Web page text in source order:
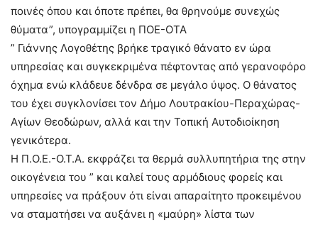
ποινές όπου και όποτε πρέπει, θα θρηνούμε συνεχώς
θύματα”, υπογραμμίζει η ΠΟΕ-ΟΤΑ
” Γιάννης Λογοθέτης βρήκε τραγικό θάνατο εν ώρα
υπηρεσίας και συγκεκριμένα πέφτοντας από γερανοφόρο
όχημα ενώ κλάδευε δένδρα σε μεγάλο ύψος. Ο θάνατος
του έχει συγκλονίσει τον Δήμο Λουτρακίου-Περαχώρας-
Αγίων Θεοδώρων, αλλά και την Τοπική Αυτοδιοίκηση
γενικότερα.
Η Π.Ο.Ε.-Ο.Τ.Α. εκφράζει τα θερμά συλλυπητήρια της στην
οικογένεια του ” και καλεί τους αρμόδιους φορείς και
υπηρεσίες να πράξουν ότι είναι απαραίτητο προκειμένου
να σταματήσει να αυξάνει η «μαύρη» λίστα των